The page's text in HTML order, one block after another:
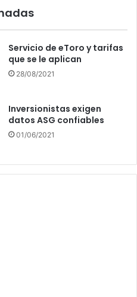
Servicio de eToro y tarifas
que se le aplican
28/08/2021
Inversionistas exigen
datos ASG confiables
01/06/2021